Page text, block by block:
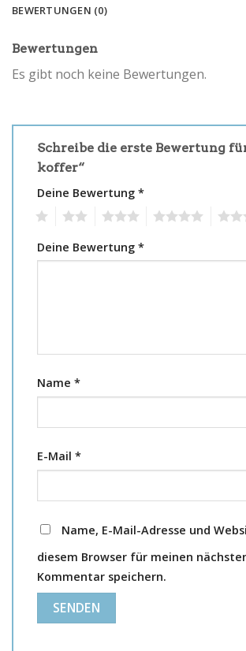
BEWERTUNGEN (0)
Bewertungen
Es gibt noch keine Bewertungen.
Schreibe die erste Bewertung
koffer“
Deine Bewertung *
Deine Bewertung *
Name *
E-Mail *
Name, E-Mail-Adresse und
diesem Browser für meinen
Kommentar speichern.